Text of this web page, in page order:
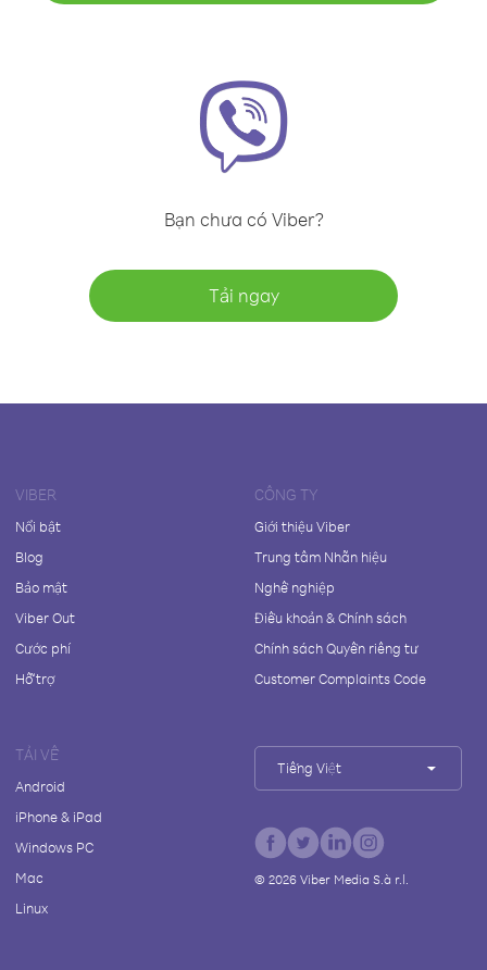
Bạn chưa có Viber?
Tải ngay
VIBER
Nổi bật
Blog
Bảo mật
Viber Out
Cước phí
Hỗ trợ
CÔNG TY
Giới thiệu Viber
Trung tâm Nhãn hiệu
Nghề nghiệp
Điều khoản & Chính sách
Chính sách Quyền riêng tư
Customer Complaints Code
TẢI VỀ
Android
iPhone & iPad
Windows PC
Mac
Linux
Tiếng Việt
© 2026Viber Media S.à r.l.